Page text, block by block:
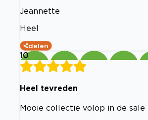
Jeannette
Heel
delen
10
Heel tevreden
Mooie collectie volop in de